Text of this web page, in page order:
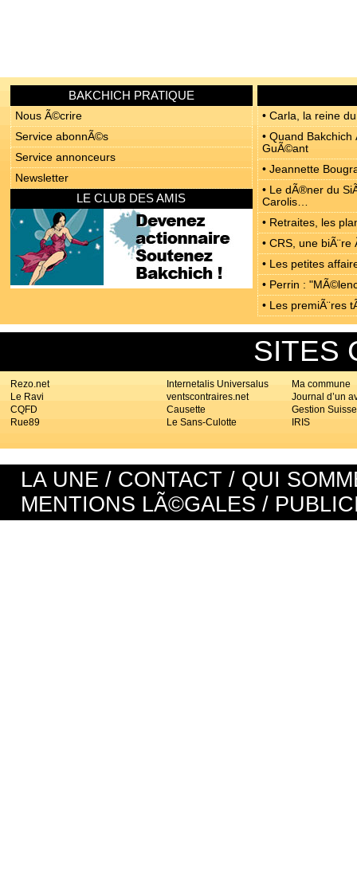
BAKCHICH PRATIQUE
Nous Ã©crire
Service abonnÃ©s
Service annonceurs
Newsletter
LE CLUB DES AMIS
• Carla, la reine
• Quand
GuÃ©ant
• Jeannette
• Le dÃ®ner du
Carolis…
• Retraites, les
• CRS, une
• Les petites
• Perrin :
• Les premiÃ¨res
SITES
Rezo.net
Le Ravi
CQFD
Rue89
Ma commune
Journal d’un
Gestion Suisse
IRIS
Internetalis Universalus
ventscontraires.net
Causette
Le Sans-Culotte
LA UNE / CONTACT / QUI
MENTIONS LÃ©GALES /